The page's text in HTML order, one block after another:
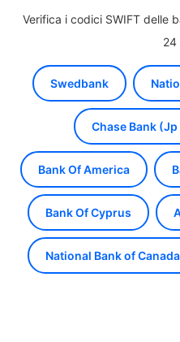
Verifica i codici SWIFT delle
24
Swedbank
Chase Bank
Bank Of America
Bank Of Cyprus
National Bank of Canada